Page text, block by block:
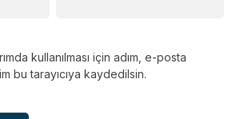
kullanılması için adım, e-posta
bu tarayıcıya kaydedilsin.